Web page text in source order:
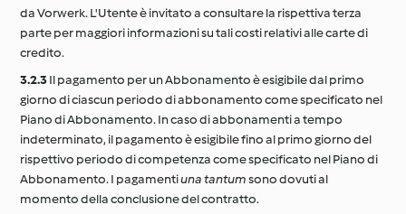
da Vorwerk. L'Utente è invitato a consultare la rispettiva terza
parte per maggiori informazioni su tali costi relativi alle carte di
credito.
3.2.3Il pagamento per un Abbonamento è esigibile dal primo
giorno di ciascun periodo di abbonamento come specificato nel
Piano di Abbonamento. In caso di abbonamenti a tempo
indeterminato, il pagamento è esigibile fino al primo giorno del
rispettivo periodo di competenza come specificato nel Piano di
Abbonamento. I pagamentiuna tantumsono dovuti al
momento della conclusione del contratto.